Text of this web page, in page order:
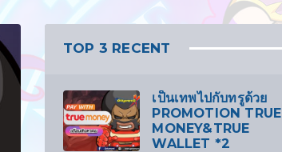
TOP 3 RECENT
เป็นเทพไปกับทรูด้วย
PROMOTION TRUE
MONEY&TRUE
WALLET *2